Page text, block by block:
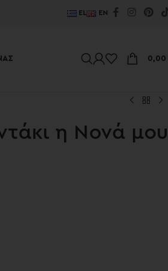
EL EN
0,00
η Νονά μου